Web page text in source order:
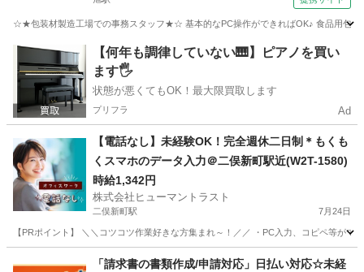
☆★包装材製造工場での事務スタッフ★☆ 基本的なPC操作ができればOK♪ 食品用包
千葉 旭市 旭駅 一般事務
【何年も調律していない🎹】ピアノを買い
ます🖐️
状態が悪くてもOK！最大限買取します
プリフラ Ad
【電話なし】未経験OK！完全週休二日制＊もくも
くスマホのデータ入力＠二俣新町駅近(W2T-1580)
時給1,342円
株式会社ヒューマントラスト
二俣新町駅 7月24日
【PRポイント】 ＼＼コツコツ作業好きな方集まれ～！／／ ・PC入力、コピペ等が
二俣新町駅 一般事務 スタッフ
「請求書の書類作成/申請対応」日払い対応☆未経